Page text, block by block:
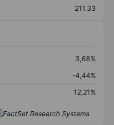
211.33
3,68%
-4,44%
12,21%